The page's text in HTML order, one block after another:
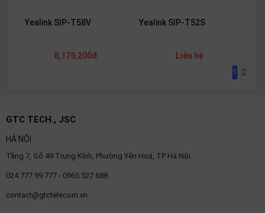
Yealink SIP-T58V
8,179,200đ
Yealink SIP-T52S
Liên hệ
1
2
GTC TECH., JSC
HÀ NỘI
Tầng 7, Số 49 Trung Kính, Phường Yên Hoà, TP Hà Nội
024.777.99.777 - 0965 527 688
contact@gtctelecom.vn